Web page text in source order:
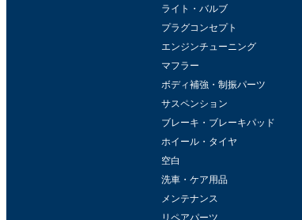
ライト・バルブ
プラグコンセプト
エンジンチューニング
マフラー
ボディ補強・制振パーツ
サスペンション
ブレーキ・ブレーキパッド
ホイール・タイヤ
空白
洗車・ケア用品
メンテナンス
リペアパーツ